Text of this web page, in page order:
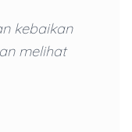
kebaikan
melihat